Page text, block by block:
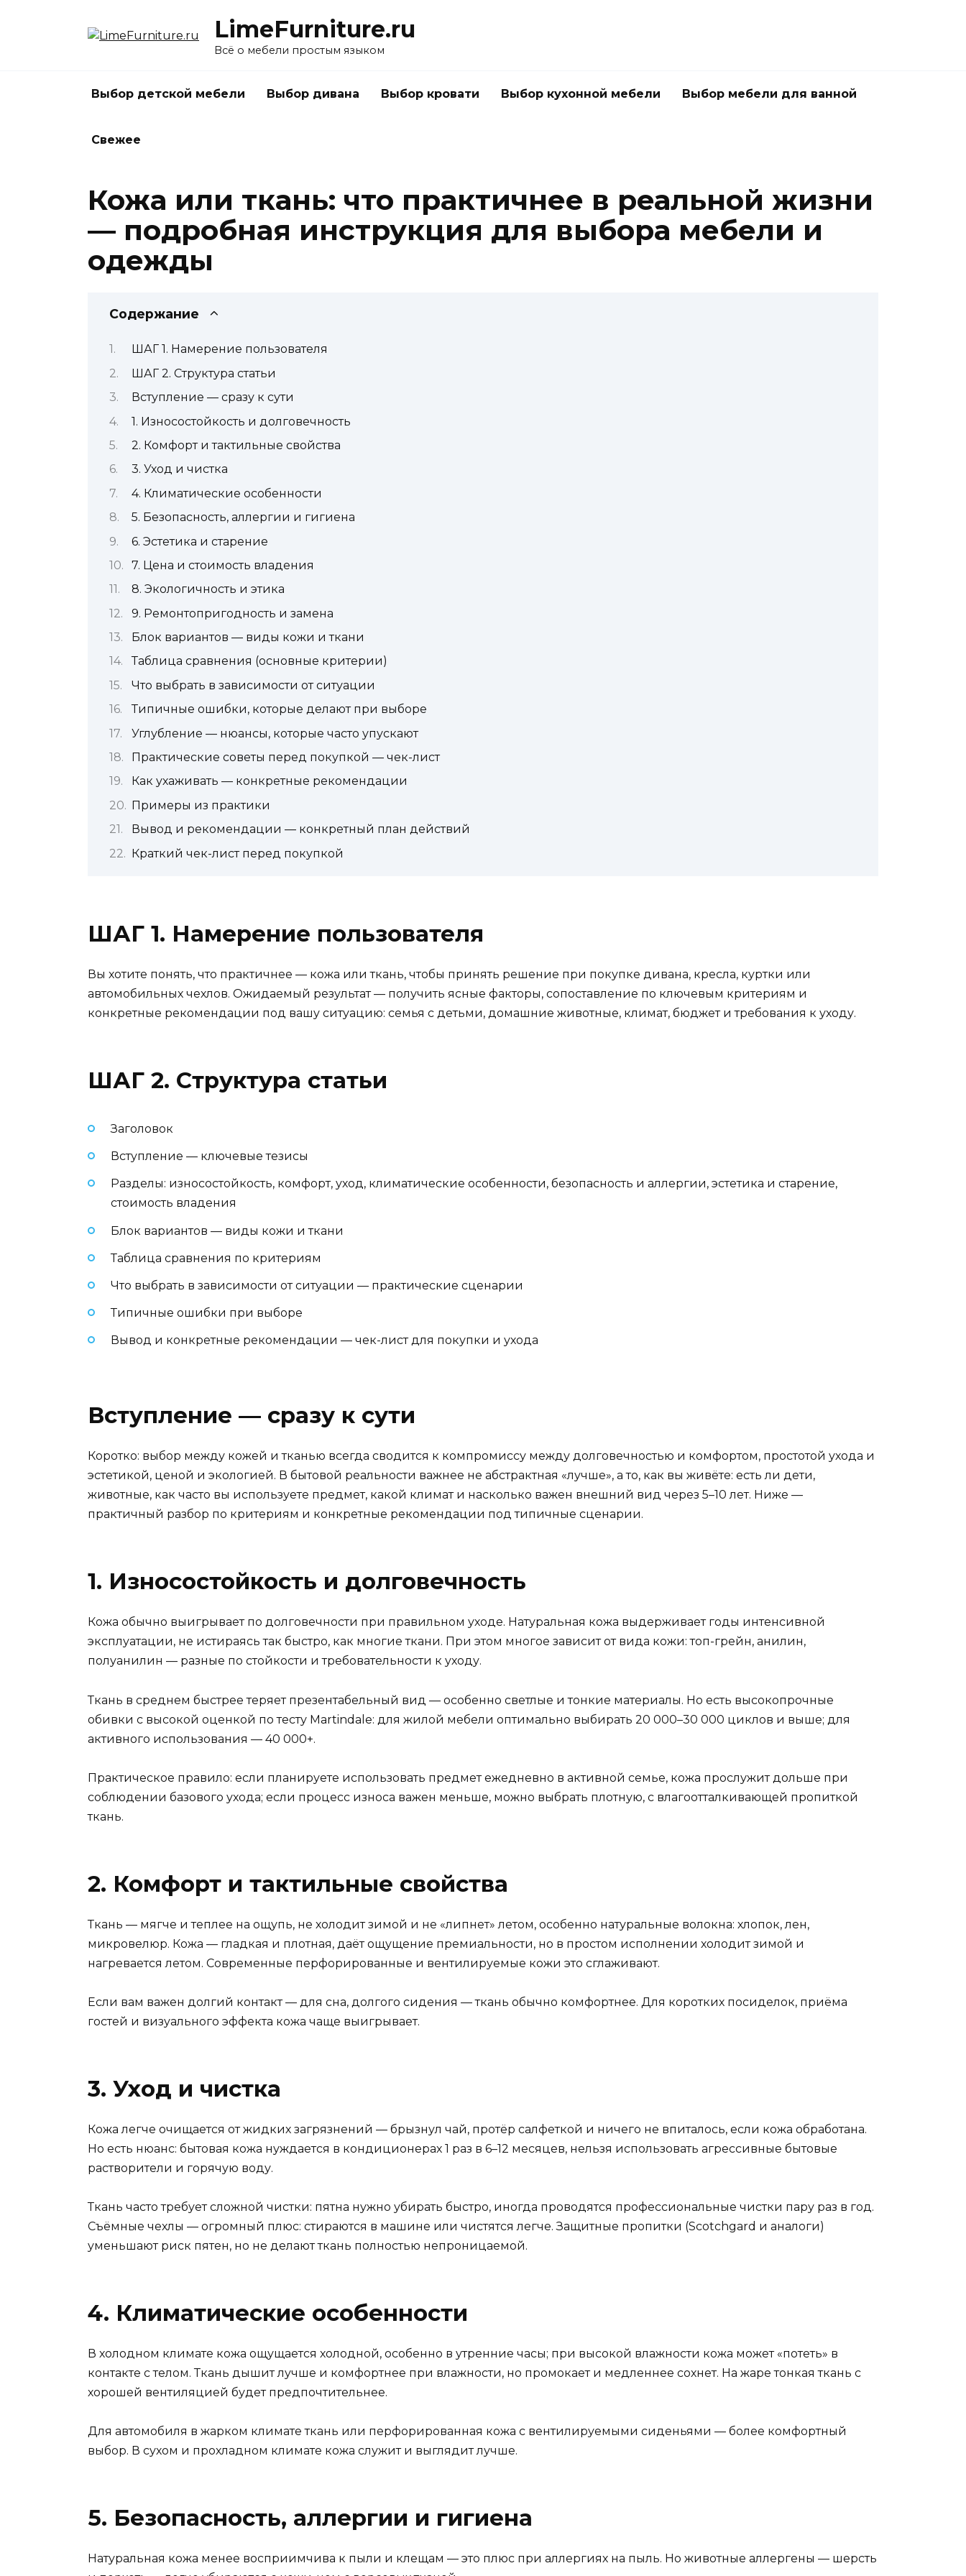
LimeFurniture.ru
Всё о мебели простым языком
Выбор детской мебели Выбор дивана Выбор кровати Выбор кухонной мебели Выбор мебели для ванной
Свежее
Кожа или ткань: что практичнее в реальной жизни
— подробная инструкция для выбора мебели и
одежды
Содержание
ШАГ 1. Намерение пользователя
ШАГ 2. Структура статьи
Вступление — сразу к сути
1. Износостойкость и долговечность
2. Комфорт и тактильные свойства
3. Уход и чистка
4. Климатические особенности
5. Безопасность, аллергии и гигиена
6. Эстетика и старение
7. Цена и стоимость владения
8. Экологичность и этика
9. Ремонтопригодность и замена
Блок вариантов — виды кожи и ткани
Таблица сравнения (основные критерии)
Что выбрать в зависимости от ситуации
Типичные ошибки, которые делают при выборе
Углубление — нюансы, которые часто упускают
Практические советы перед покупкой — чек-лист
Как ухаживать — конкретные рекомендации
Примеры из практики
Вывод и рекомендации — конкретный план действий
Краткий чек-лист перед покупкой
ШАГ 1. Намерение пользователя
Вы хотите понять, что практичнее — кожа или ткань, чтобы принять решение при покупке дивана, кресла, куртки или
автомобильных чехлов. Ожидаемый результат — получить ясные факторы, сопоставление по ключевым критериям и
конкретные рекомендации под вашу ситуацию: семья с детьми, домашние животные, климат, бюджет и требования к уходу.
ШАГ 2. Структура статьи
Заголовок
Вступление — ключевые тезисы
Разделы: износостойкость, комфорт, уход, климатические особенности, безопасность и аллергии, эстетика и старение,
стоимость владения
Блок вариантов — виды кожи и ткани
Таблица сравнения по критериям
Что выбрать в зависимости от ситуации — практические сценарии
Типичные ошибки при выборе
Вывод и конкретные рекомендации — чек-лист для покупки и ухода
Вступление — сразу к сути
Коротко: выбор между кожей и тканью всегда сводится к компромиссу между долговечностью и комфортом, простотой ухода и
эстетикой, ценой и экологией. В бытовой реальности важнее не абстрактная «лучше», а то, как вы живёте: есть ли дети,
животные, как часто вы используете предмет, какой климат и насколько важен внешний вид через 5–10 лет. Ниже —
практичный разбор по критериям и конкретные рекомендации под типичные сценарии.
1. Износостойкость и долговечность
Кожа обычно выигрывает по долговечности при правильном уходе. Натуральная кожа выдерживает годы интенсивной
эксплуатации, не истираясь так быстро, как многие ткани. При этом многое зависит от вида кожи: топ-грейн, анилин,
полуанилин — разные по стойкости и требовательности к уходу.
Ткань в среднем быстрее теряет презентабельный вид — особенно светлые и тонкие материалы. Но есть высокопрочные
обивки с высокой оценкой по тесту Martindale: для жилой мебели оптимально выбирать 20 000–30 000 циклов и выше; для
активного использования — 40 000+.
Практическое правило: если планируете использовать предмет ежедневно в активной семье, кожа прослужит дольше при
соблюдении базового ухода; если процесс износа важен меньше, можно выбрать плотную, с влагоотталкивающей пропиткой
ткань.
2. Комфорт и тактильные свойства
Ткань — мягче и теплее на ощупь, не холодит зимой и не «липнет» летом, особенно натуральные волокна: хлопок, лен,
микровелюр. Кожа — гладкая и плотная, даёт ощущение премиальности, но в простом исполнении холодит зимой и
нагревается летом. Современные перфорированные и вентилируемые кожи это сглаживают.
Если вам важен долгий контакт — для сна, долгого сидения — ткань обычно комфортнее. Для коротких посиделок, приёма
гостей и визуального эффекта кожа чаще выигрывает.
3. Уход и чистка
Кожа легче очищается от жидких загрязнений — брызнул чай, протёр салфеткой и ничего не впиталось, если кожа обработана.
Но есть нюанс: бытовая кожа нуждается в кондиционерах 1 раз в 6–12 месяцев, нельзя использовать агрессивные бытовые
растворители и горячую воду.
Ткань часто требует сложной чистки: пятна нужно убирать быстро, иногда проводятся профессиональные чистки пару раз в год.
Съёмные чехлы — огромный плюс: стираются в машине или чистятся легче. Защитные пропитки (Scotchgard и аналоги)
уменьшают риск пятен, но не делают ткань полностью непроницаемой.
4. Климатические особенности
В холодном климате кожа ощущается холодной, особенно в утренние часы; при высокой влажности кожа может «потеть» в
контакте с телом. Ткань дышит лучше и комфортнее при влажности, но промокает и медленнее сохнет. На жаре тонкая ткань с
хорошей вентиляцией будет предпочтительнее.
Для автомобиля в жарком климате ткань или перфорированная кожа с вентилируемыми сиденьями — более комфортный
выбор. В сухом и прохладном климате кожа служит и выглядит лучше.
5. Безопасность, аллергии и гигиена
Натуральная кожа менее восприимчива к пыли и клещам — это плюс при аллергиях на пыль. Но животные аллергены — шерсть